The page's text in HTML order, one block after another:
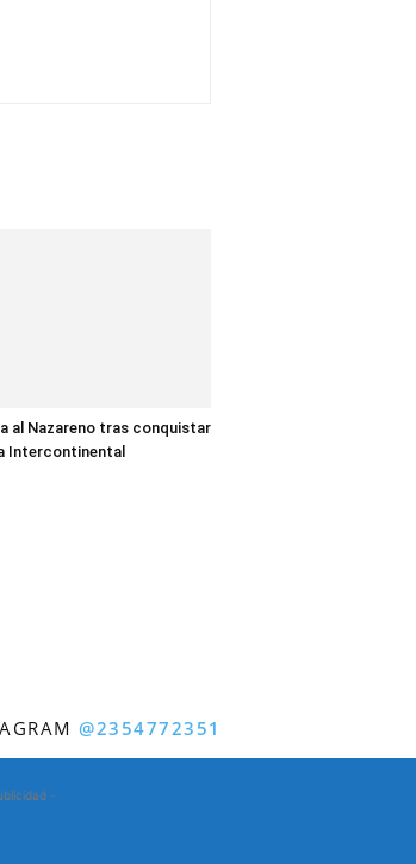
al Nazareno tras conquistar
Intercontinental
@2354772351
-